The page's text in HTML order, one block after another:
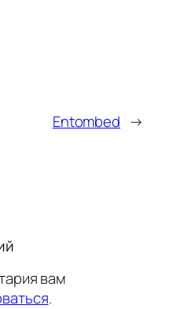
Entombed →
вам
.